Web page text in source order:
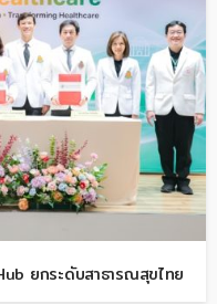
ยกระดับสาธารณสุขไทย